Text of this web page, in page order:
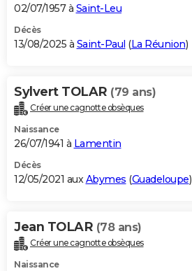
GUIDES D'ACHAT
BONS PLANS
Carte de Noël
Carte Bonne année
Carte Saint-Valentin
Carte Pâques
Carte d'anniversaire
DICTIONNAIRE
Dictionnaire
Biographies
Citations
Expressions
Proverbes
PROGRAMME TV
S'inscrire
Se connecter
Lycées
Collèges
Primaires
Universités
Entreprises
Service militaire
Avis de recherche
AVIS DE DÉCÈS
Bricolage
Lifestyle
Culture
Sport
Auto
Television
Voyage
Cinema
02/07/1957 à Saint-Leu
Décès
13/08/2025 à Saint-Paul (La Réunion)
Sylvert TOLAR (79 ans)
Créer une cagnotte obsèques
Naissance
26/07/1941 à Lamentin
Décès
12/05/2021 auxAbymes (Guadeloupe)
Jean TOLAR (78 ans)
Créer une cagnotte obsèques
Naissance